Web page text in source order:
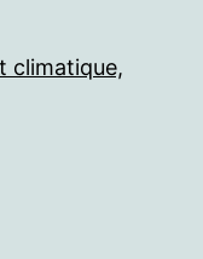
climatique,